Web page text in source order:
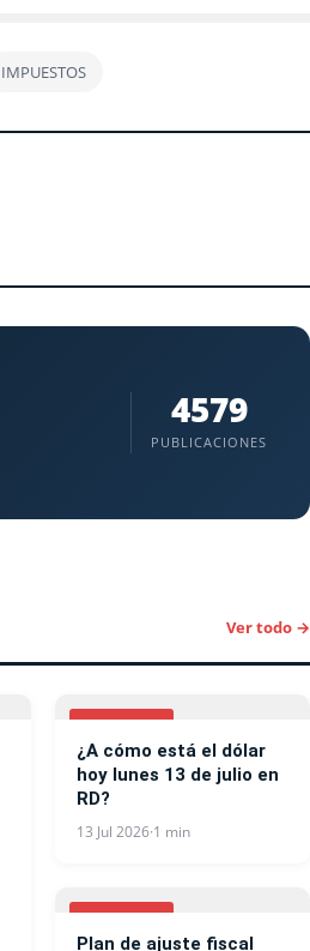
IMPUESTOS
4579
PUBLICACIONES
Ver todo →
ECONOMIA
¿A cómo está el dólar
hoy lunes 13 de julio en
RD?
13 Jul 2026·1 min
ECONOMIA
Plan de ajuste fiscal